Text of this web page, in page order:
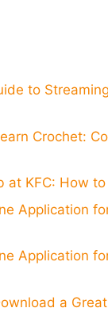
to
Crochet:
at KFC: How
Application
Application
a